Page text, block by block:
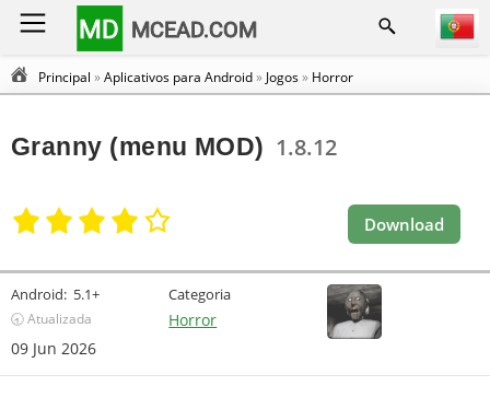
MD MCEAD.COM
Principal »Aplicativos para Android» Jogos» Horror
Granny (menu MOD) 1.8.12
Download
Android: 5.1+
🕣 Atualizada
09 Jun 2026
Categoria
Horror